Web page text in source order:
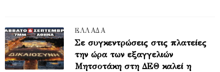
ΕΛΛΑΔΑ
Σε συγκεντρώσεις στις πλατείες
την ώρα των εξαγγελιών
Μητσοτάκη στη ΔΕΘ καλεί η